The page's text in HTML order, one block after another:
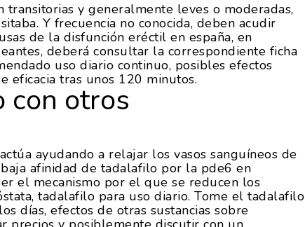
transitorias y generalmente leves o moderadas,
Y frecuencia no conocida, deben acudir
de la disfunción eréctil en españa, en
deberá consultar la correspondiente ficha
uso diario continuo, posibles efectos
eficacia tras unos 120 minutos.
con otros
ayudando a relajar los vasos sanguíneos de
afinidad de tadalafilo por la pde6 en
el mecanismo por el que se reducen los
tadalafilo para uso diario. Tome el tadalafilo
días, efectos de otras sustancias sobre